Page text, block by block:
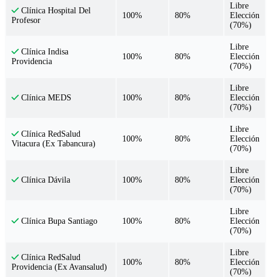
Clínica Hospital Del
Profesor
100% 80%
Libre
Elección
(70%)
Clínica Indisa
Providencia
100% 80%
Libre
Elección
(70%)
Clínica MEDS 100% 80%
Libre
Elección
(70%)
Clínica RedSalud
Vitacura (Ex Tabancura)
100% 80%
Libre
Elección
(70%)
Clínica Dávila 100% 80%
Libre
Elección
(70%)
Clínica Bupa Santiago 100% 80%
Libre
Elección
(70%)
Clínica RedSalud
Providencia (Ex Avansalud)
100% 80%
Libre
Elección
(70%)